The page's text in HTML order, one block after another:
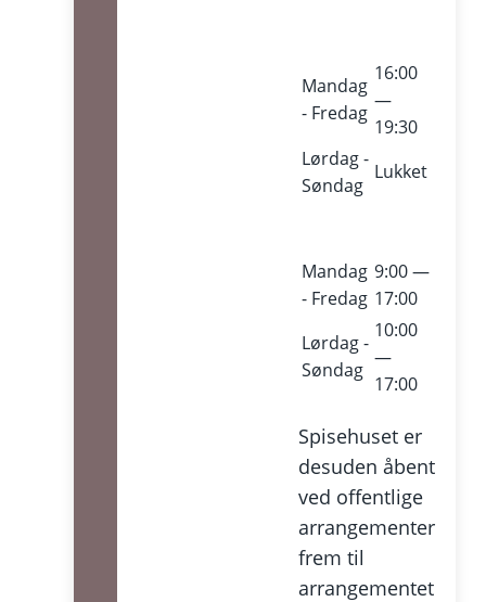
Mandag
- Fredag
16:00
—
19:30
Lørdag -
Søndag
Lukket
Mandag
- Fredag
9:00 —
17:00
Lørdag -
Søndag
10:00
—
17:00
Spisehuset er
desuden åbent
ved offentlige
arrangementer
frem til
arrangementet